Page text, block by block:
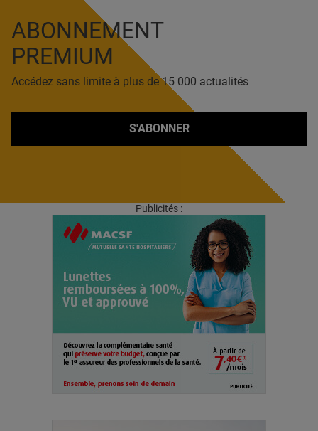
ABONNEMENT
PREMIUM
Accédez sans limite à plus de 15 000 actualités
S'ABONNER
Publicités :